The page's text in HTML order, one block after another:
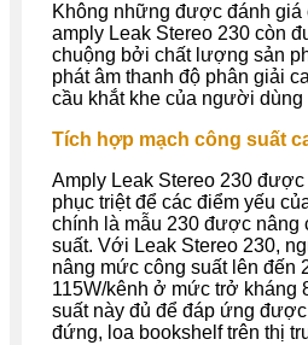
Không những được đánh giá
amply Leak Stereo 230 còn
chuộng bởi chất lượng sản
phát âm thanh độ phân giải
cầu khắt khe của người dùng
Tích hợp mạch công suất
Amply Leak Stereo 230
phục triệt để các điểm yếu
chính là mẫu 230 được nâng
suất. Với Leak Stereo 230,
nâng mức công suất lên đến
115W/kênh ở mức trở kháng
suất này đủ để đáp ứng
đứng, loa bookshelf trên thị